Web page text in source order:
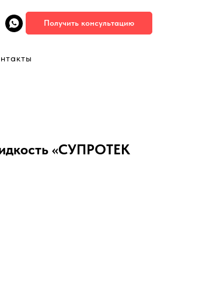
Получить консультацию
«СУПРОТЕК